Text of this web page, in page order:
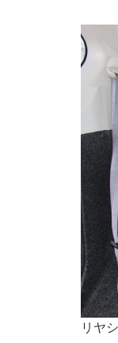
リヤ